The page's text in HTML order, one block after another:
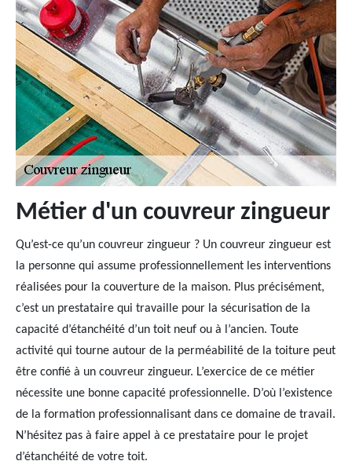
Métier d'un couvreur zingueur
Qu’est-ce qu’un couvreur zingueur ? Un couvreur zingueur est
la personne qui assume professionnellement les interventions
réalisées pour la couverture de la maison. Plus précisément,
c’est un prestataire qui travaille pour la sécurisation de la
capacité d’étanchéité d’un toit neuf ou à l’ancien. Toute
activité qui tourne autour de la perméabilité de la toiture peut
être confié à un couvreur zingueur. L’exercice de ce métier
nécessite une bonne capacité professionnelle. D’où l’existence
de la formation professionnalisant dans ce domaine de travail.
N’hésitez pas à faire appel à ce prestataire pour le projet
d’étanchéité de votre toit.